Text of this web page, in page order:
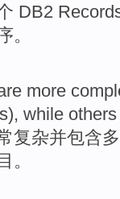
DB2
。
more
), while others
复杂并包含
。